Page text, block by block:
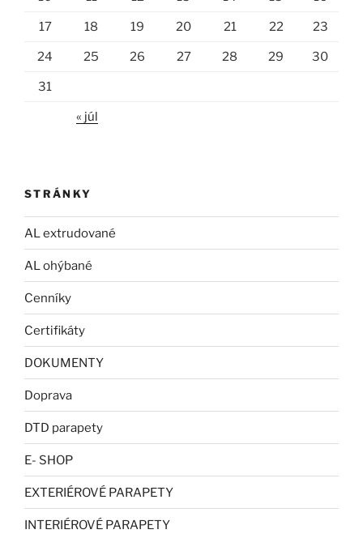
17 18 19 20 21 22 23
24 25 26 27 28 29 30
31
« júl
STRÁNKY
AL extrudované
AL ohýbané
Cenníky
Certifikáty
DOKUMENTY
Doprava
DTD parapety
E- SHOP
EXTERIÉROVÉ PARAPETY
INTERIÉROVÉ PARAPETY